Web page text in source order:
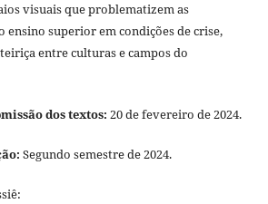
visuais que problematizem as
ensino superior em condições de crise,
entre culturas e campos do
dos textos: 20 de fevereiro de 2024.
Segundo semestre de 2024.